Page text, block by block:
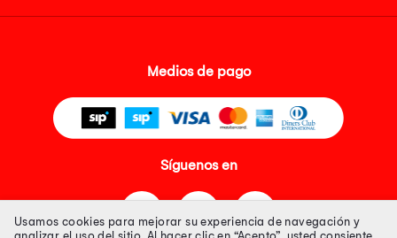
Medios de pago
Síguenos en
Usamos cookies para mejorar su experiencia de navegación y